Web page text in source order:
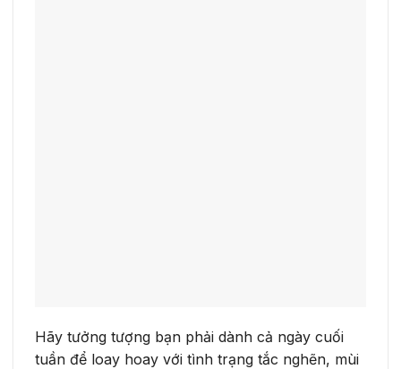
Hãy tưởng tượng bạn phải dành cả ngày cuối
tuần để loay hoay với tình trạng tắc nghẽn, mùi